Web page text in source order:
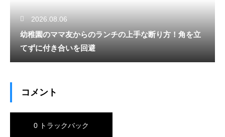
2026.08.06
幼稚園のママ友からのランチの上手な断り方！角を立
てずに付き合いを回避
コメント
0 トラックバック